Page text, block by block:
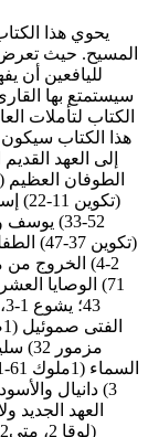
يحوي هذا
المسيح. حيث
لليافعين أن
سيستمتع بها
الكتاب لتأملات
هذا الكتاب